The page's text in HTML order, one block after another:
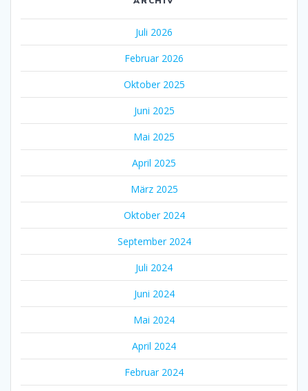
Juli 2026
Februar 2026
Oktober 2025
Juni 2025
Mai 2025
April 2025
März 2025
Oktober 2024
September 2024
Juli 2024
Juni 2024
Mai 2024
April 2024
Februar 2024